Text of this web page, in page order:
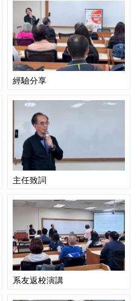
經驗分享
主任致詞
系友返校演講